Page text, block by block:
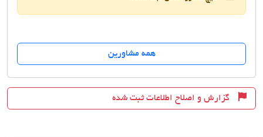
همه مشاورین
گزارش و اصلاح اطلاعات ثبت شده